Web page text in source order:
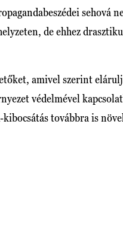
sehová
de ehhez
amivel szerint
védelmével
továbbra is